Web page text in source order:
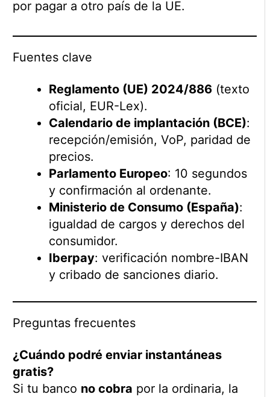
por pagar a otro país de la UE.
Fuentes clave
Reglamento (UE) 2024/886(texto
oficial, EUR-Lex).
Calendario de implantación (BCE):
recepción/emisión, VoP, paridad de
precios.
Parlamento Europeo: 10 segundos
y confirmación al ordenante.
Ministerio de Consumo (España):
igualdad de cargos y derechos del
consumidor.
Iberpay: verificación nombre-IBAN
y cribado de sanciones diario.
Preguntas frecuentes
¿Cuándo podré enviar instantáneas
gratis?
Si tu banco no cobra por la ordinaria, la